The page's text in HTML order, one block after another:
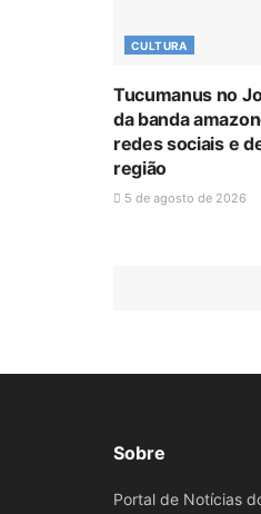
CULTURA
Tucumanus no
da banda
redes sociais e
região
5 de agosto de 2026
Sobre
Portal de Notícias